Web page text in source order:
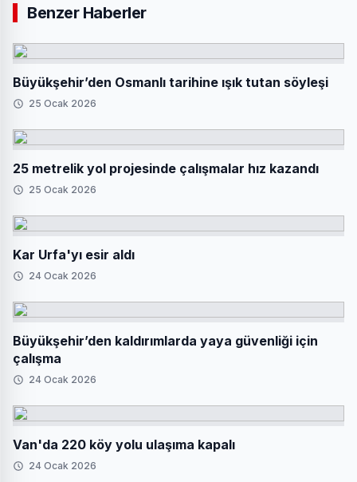
Benzer Haberler
Büyükşehir’den Osmanlı tarihine ışık tutan söyleşi
25 Ocak 2026
25 metrelik yol projesinde çalışmalar hız kazandı
25 Ocak 2026
Kar Urfa'yı esir aldı
24 Ocak 2026
Büyükşehir’den kaldırımlarda yaya güvenliği için
çalışma
24 Ocak 2026
Van'da 220 köy yolu ulaşıma kapalı
24 Ocak 2026